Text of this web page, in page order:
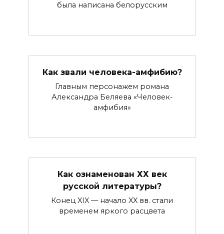
была написана белорусским
Как звали человека-амфибию?
Главным персонажем романа
Александра Беляева «Человек-
амфибия»
Как ознаменован ХХ век
русской литературы?
Конец XIX — начало XX вв. стали
временем яркого расцвета